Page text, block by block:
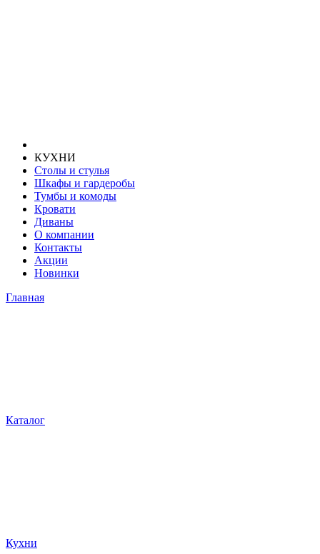
КУХНИ
Столы и стулья
Шкафы и гардеробы
Тумбы и комоды
Кровати
Диваны
О компании
Контакты
Акции
Новинки
Главная
Каталог
Кухни